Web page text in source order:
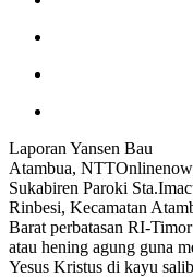
Laporan Yansen Bau
Atambua,
Sukabiren Paroki
Rinbesi, Kecamatan
Barat perbatasan RI-
atau hening agung guna
Yesus Kristus di kayu